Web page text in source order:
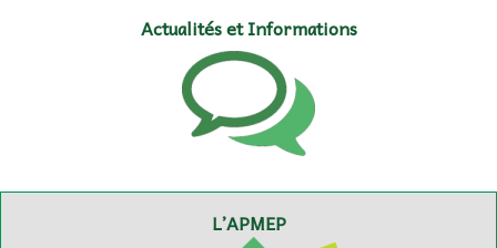
Actualités et Informations
L’APMEP